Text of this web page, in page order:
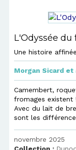
L'Odyssée du
Une histoire affinée
Morgan Sicard et
Camembert,
fromages existent
Avec du lait de
sont les
novembre 2025